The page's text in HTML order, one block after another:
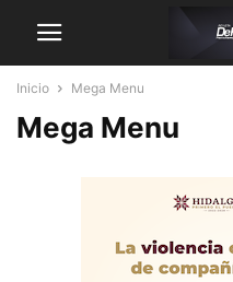
Inicio Mega Menu
Mega Menu